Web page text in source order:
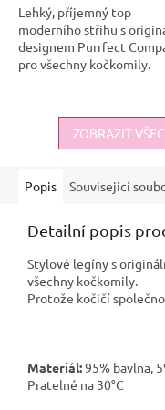
Lehký, příjemný top
moderního střihu s
designem Purrfect
pro všechny kočkomily.
ZOBRAZIT
Popis Související
Detailní popis
Stylové legíny s
všechny kočkomily.
Protože kočičí
Materiál:95% bavlna,
Pratelné na 30°C